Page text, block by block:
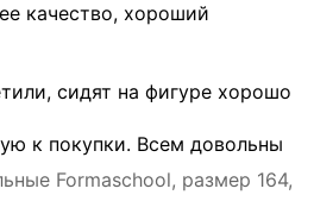
качество, хороший
сидят на фигуре хорошо
к покупки. Всем довольны
Formaschool, размер 164,